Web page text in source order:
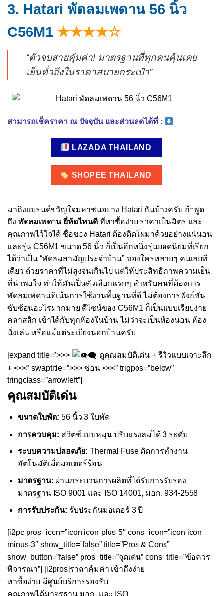
3. Hatari พัดลมเพดาน 56 นิ้ว
C56M1 ★★★★☆
“ตัวจบสายคุ้มค่า! มาตรฐานที่ทุกคนคุ้นเคย
เย็นทั่วถึงในราคาสบายกระเป๋า”
สามารถเช็คราคา ณ ปัจจุบัน และส่วนลดได้ที่ :
LAZADA THAILAND
SHOPEE THAILAND
มาถึงแบรนด์ขวัญใจมหาชนอย่าง Hatari กันบ้างครับ ถ้าพูด
ถึง พัดลมเพดาน ยี่ห้อไหนดี ที่หาซื้อง่าย ราคาเป็นมิตร และ
คุณภาพไว้ใจได้ ชื่อของ Hatari ต้องติดโผมาด้วยอย่างแน่นอน
และรุ่น C56M1 ขนาด 56 นิ้ว ก็เป็นอีกหนึ่งรุ่นยอดนิยมที่เรียก
ได้ว่าเป็น “พัดลมสามัญประจำบ้าน” ของใครหลายๆ คนเลยที
เดียว ด้วยราคาที่ไม่สูงจนเกินไป แต่ให้ประสิทธิภาพความเย็น
ที่น่าพอใจ ทำให้มันเป็นตัวเลือกแรกๆ สำหรับคนที่ต้องการ
พัดลมเพดานที่เน้นการใช้งานพื้นฐานที่ดี ไม่ต้องการฟังก์ชัน
ซับซ้อนอะไรมากมาย ดีไซน์ของ C56M1 ก็เป็นแบบเรียบง่าย
คลาสสิก เข้าได้กับทุกห้องในบ้าน ไม่ว่าจะเป็นห้องนอน ห้อง
นั่งเล่น หรือแม้แต่ระเบียงนอกบ้านครับ
[expand title=”>>>
ดูคุณสมบัติเด่น + รีวิวแบบเจาะลึก
+ <<<” swaptitle=”>>> ซ่อน <<<” trigpos=”below”
tringclass=”arrowleft”]
คุณสมบัติเด่น
ขนาดใบพัด: 56 นิ้ว 3 ใบพัด
การควบคุม: สวิตช์แบบหมุน ปรับแรงลมได้ 3 ระดับ
ระบบความปลอดภัย: Thermal Fuse ตัดการทำงาน
อัตโนมัติเมื่อมอเตอร์ร้อน
มาตรฐาน: ผ่านกระบวนการผลิตที่ได้รับการรับรอง
มาตรฐาน ISO 9001 และ ISO 14001, มอก. 934-2558
การรับประกัน: รับประกันมอเตอร์ 3 ปี
[i2pc pros_icon=”icon icon-plus-5″ cons_icon=”icon icon-
minus-3″ show_title=”false” title=”Pros & Cons”
show_button=”false” pros_title=”จุดเด่น” cons_title=”ข้อควร
พิจารณา”] [i2pros]ราคาคุ้มค่า เข้าถึงง่าย
หาซื้อง่าย มีศูนย์บริการรองรับ
คุณภาพได้มาตรฐาน มอก. และ ISO